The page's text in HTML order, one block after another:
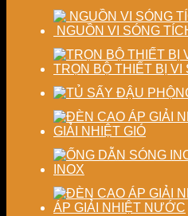
NGUỒN VI SÓNG
TRỌN BỘ THIẾT BỊ VI
GIẢI NHIỆT GIÓ
INOX
ÁP GIẢI NHIỆT NƯỚC